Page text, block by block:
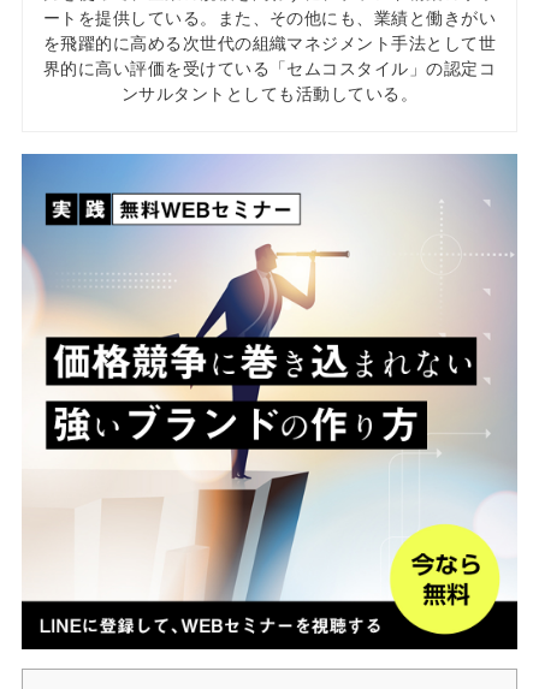
ートを提供している。また、その他にも、業績と働きがい
を飛躍的に高める次世代の組織マネジメント手法として世
界的に高い評価を受けている「セムコスタイル」の認定コ
ンサルタントとしても活動している。